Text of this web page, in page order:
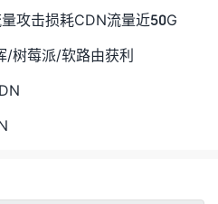
攻击损耗CDN流量近50G
/树莓派/软路由获利